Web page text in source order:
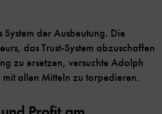
der Ausbeutung. Die
das Trust-System abzuschaffen
zu ersetzen, versuchte Adolph
allen Mitteln zu torpedieren.